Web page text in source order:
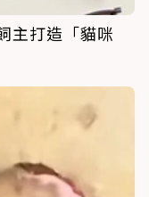
主打造「貓咪